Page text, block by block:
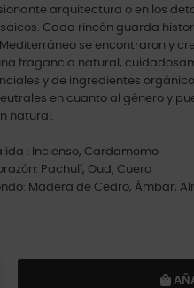
arquitectura o en los
Cada rincón guarda
se encontraron y
fragancia natural,
y de ingredientes
en cuanto al género y
natural.
: Incienso, Cardamomo
Pachulí, Oud, Cuero
Madera de Cedro, Ámbar,